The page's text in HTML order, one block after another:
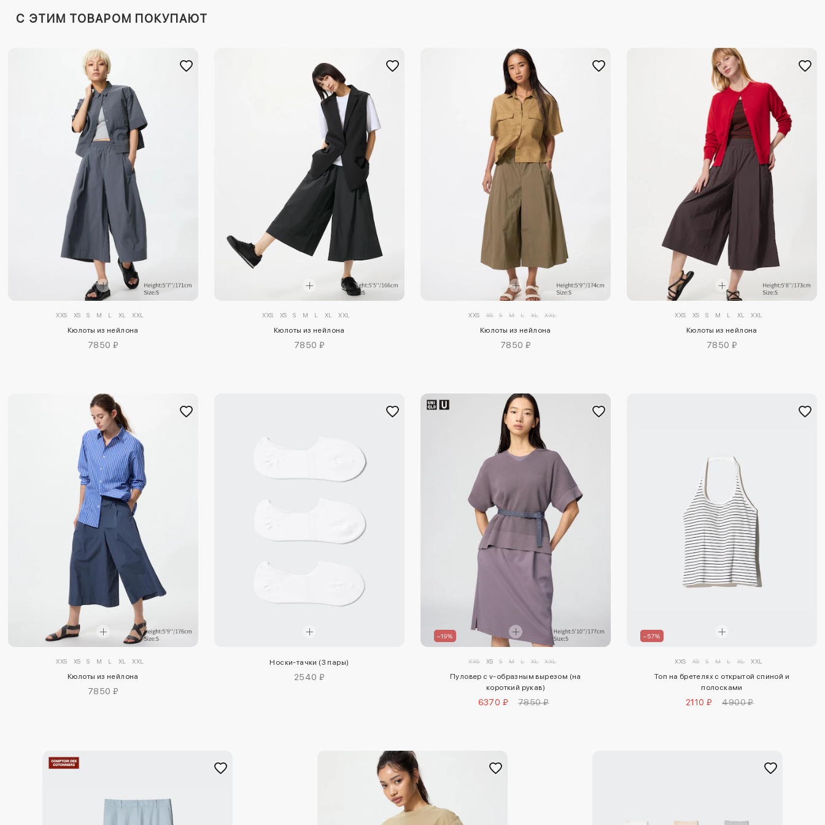
C ЭТИМ ТОВАРОМ ПОКУПАЮТ
XXS XS S M L XL XXL
Кюлоты из нейлона
7850 ₽
XXS XS S M L XL XXL
Кюлоты из нейлона
7850 ₽
XXS XS S M L XL XXL
Кюлоты из нейлона
7850 ₽
XXS XS S M L XL XXL
Кюлоты из нейлона
7850 ₽
XXS XS S M L XL XXL
Кюлоты из нейлона
7850 ₽
Носки-тачки (3 пары)
2540 ₽
–19%
XXS XS S M L XL XXL
Пуловер с v-образным вырезом (на
короткий рукав)
6370 ₽ 7850 ₽
–57%
XXS XS S M L XL XXL
Топ на бретелях с открытой спиной и
полосками
2110 ₽ 4900 ₽